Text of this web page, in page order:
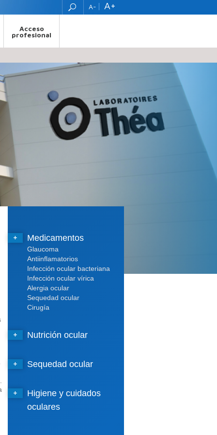
A- A+
Acceso
profesional
Medicamentos
Glaucoma
Antiinflamatorios
Infección ocular bacteriana
Infección ocular vírica
Alergia ocular
Sequedad ocular
Cirugía
Nutrición ocular
Sequedad ocular
Higiene y cuidados
oculares